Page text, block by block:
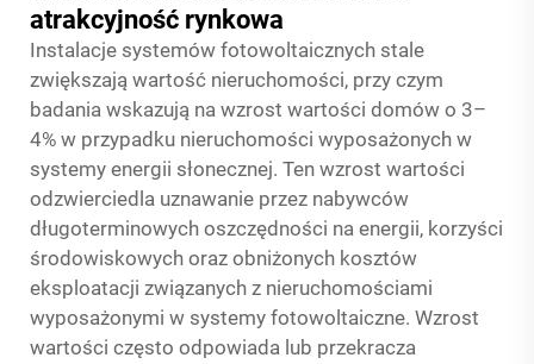
atrakcyjność rynkowa
Instalacje systemów fotowoltaicznych stale
zwiększają wartość nieruchomości, przy czym
badania wskazują na wzrost wartości domów o 3–
4% w przypadku nieruchomości wyposażonych w
systemy energii słonecznej. Ten wzrost wartości
odzwierciedla uznawanie przez nabywców
długoterminowych oszczędności na energii, korzyści
środowiskowych oraz obniżonych kosztów
eksploatacji związanych z nieruchomościami
wyposażonymi w systemy fotowoltaiczne. Wzrost
wartości często odpowiada lub przekracza